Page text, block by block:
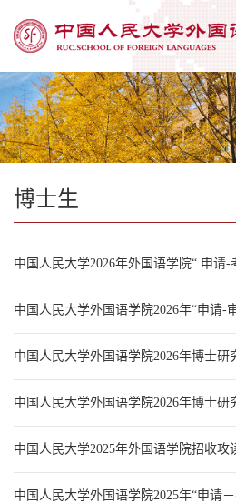
博士生